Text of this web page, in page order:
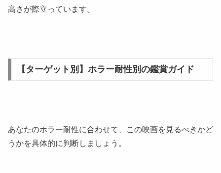
高さが際立っています。
【ターゲット別】ホラー耐性別の鑑賞ガイド
あなたのホラー耐性に合わせて、この映画を見るべきかど
うかを具体的に判断しましょう。